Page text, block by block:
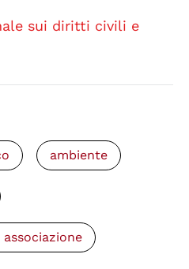
sui diritti civili e
ambiente